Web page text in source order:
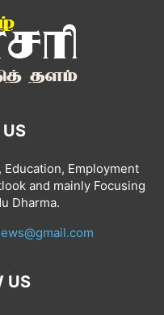
Employment
and mainly Focusing
Dharma.
US